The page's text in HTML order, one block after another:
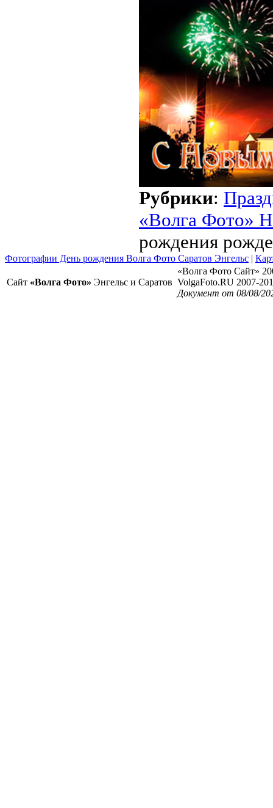
Рубрики:
«Волга Фото»
рождения
Фотографии День рождения Волга Фото Саратов Энгельс |
Сайт «Волга Фото» Энгельс и Саратов
«Волга Фото Сайт»
VolgaFoto.RU 2007-
Документ от 08/08/